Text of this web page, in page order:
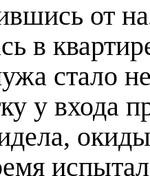
от
в
стало
у входа